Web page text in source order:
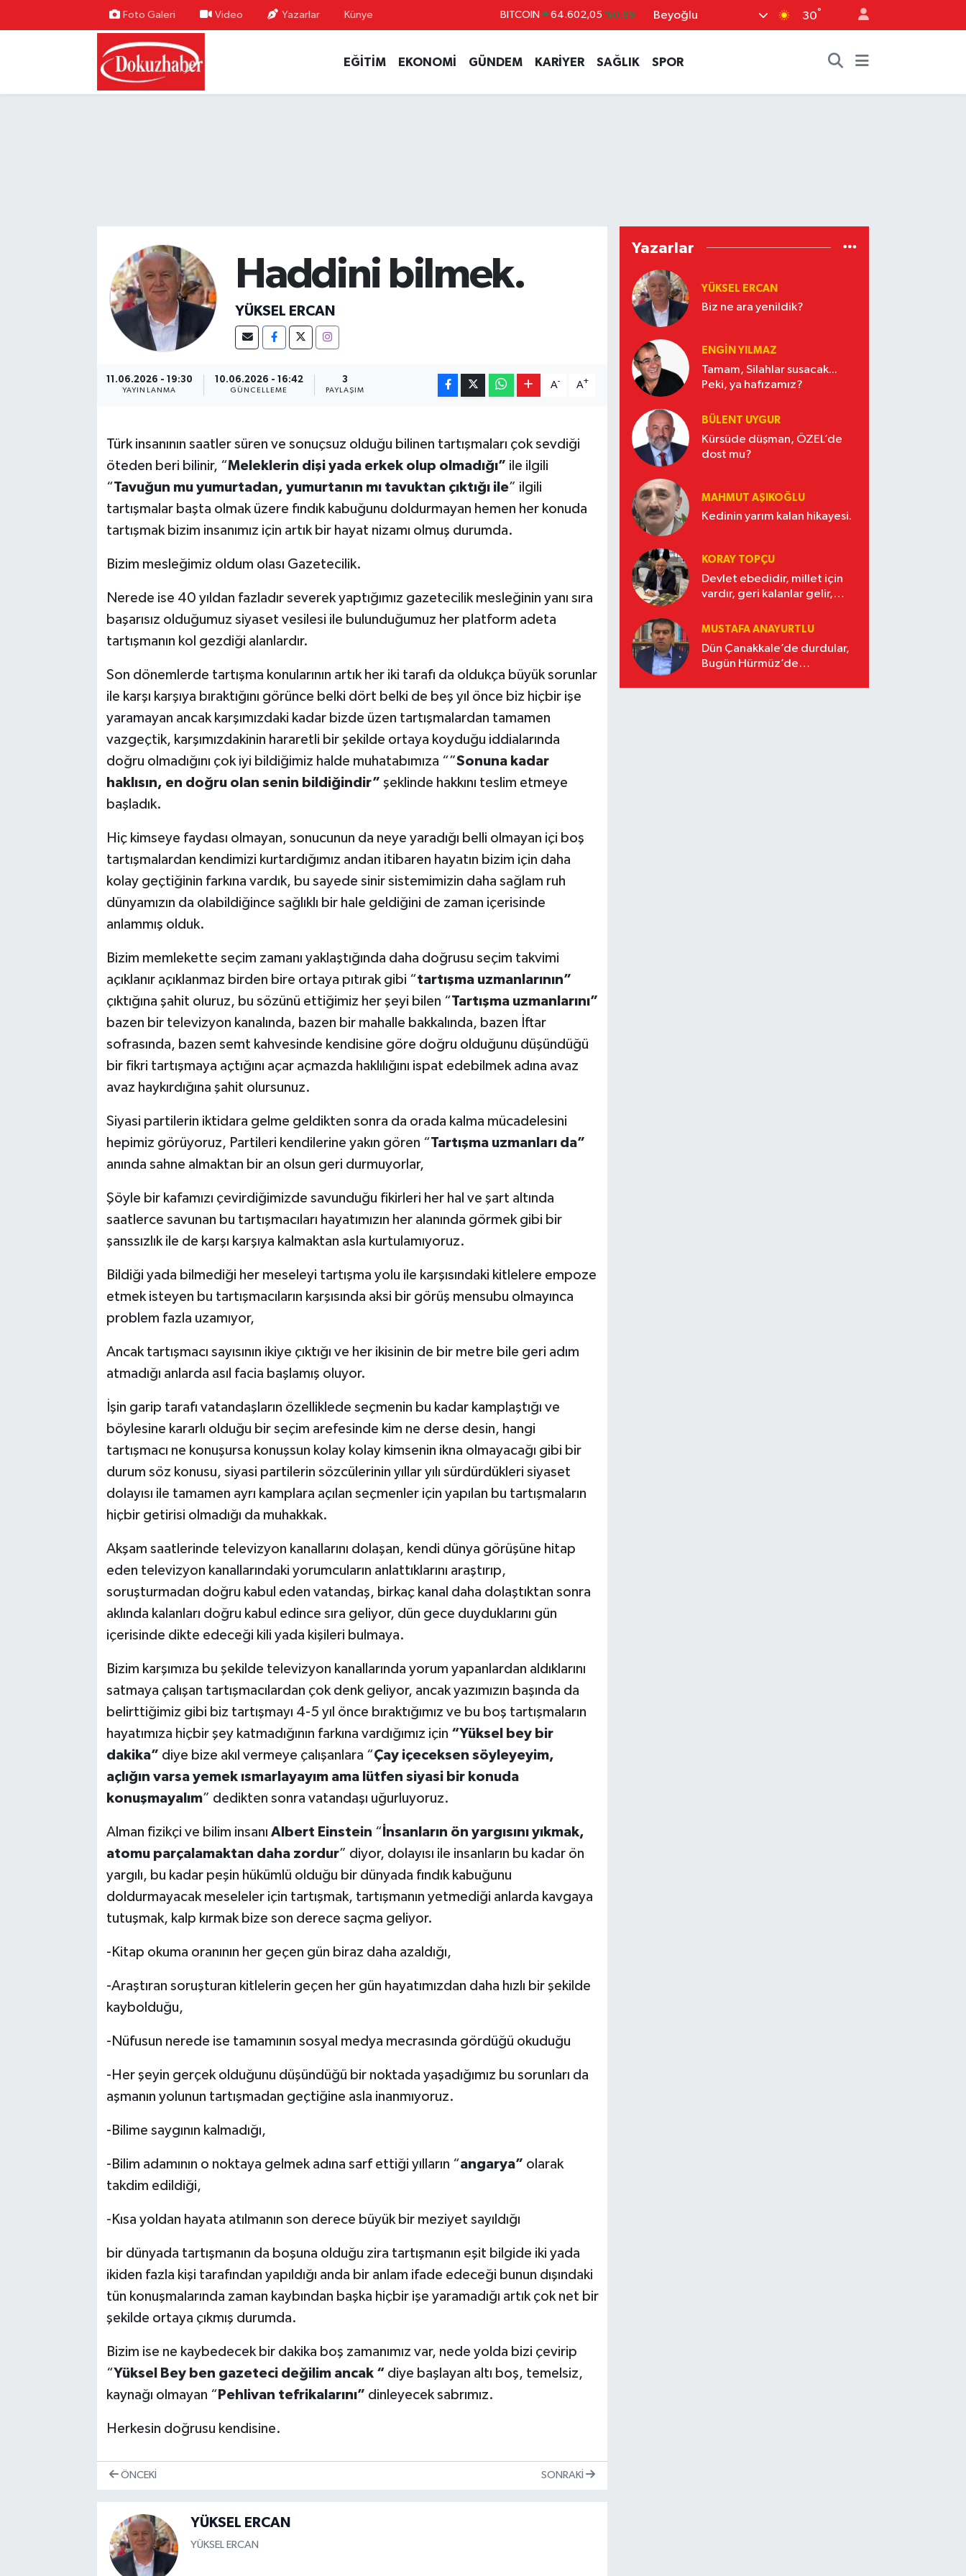
Foto Galeri Video Yazarlar Künye DOLAR 47,5986 %0.06
GRAM ALTIN 6518.23 %0.39
Beyoğlu 30°
EĞİTİM EKONOMİ GÜNDEM KARİYER SAĞLIK SPOR
Haddini bilmek.
YÜKSEL ERCAN
11.06.2026 - 19:30
YAYINLANMA
10.06.2026 - 16:42
GÜNCELLEME
3
PAYLAŞIM
A- A+
Türk insanının saatler süren ve sonuçsuz olduğu bilinen tartışmaları çok sevdiği
öteden beri bilinir, “Meleklerin dişi yada erkek olup olmadığı” ile ilgili
“Tavuğun mu yumurtadan, yumurtanın mı tavuktan çıktığı ile” ilgili
tartışmalar başta olmak üzere fındık kabuğunu doldurmayan hemen her konuda
tartışmak bizim insanımız için artık bir hayat nizamı olmuş durumda.
Bizim mesleğimiz oldum olası Gazetecilik.
Nerede ise 40 yıldan fazladır severek yaptığımız gazetecilik mesleğinin yanı sıra
başarısız olduğumuz siyaset vesilesi ile bulunduğumuz her platform adeta
tartışmanın kol gezdiği alanlardır.
Son dönemlerde tartışma konularının artık her iki tarafı da oldukça büyük sorunlar
ile karşı karşıya bıraktığını görünce belki dört belki de beş yıl önce biz hiçbir işe
yaramayan ancak karşımızdaki kadar bizde üzen tartışmalardan tamamen
vazgeçtik, karşımızdakinin hararetli bir şekilde ortaya koyduğu iddialarında
doğru olmadığını çok iyi bildiğimiz halde muhatabımıza “”Sonuna kadar
haklısın, en doğru olan senin bildiğindir” şeklinde hakkını teslim etmeye
başladık.
Hiç kimseye faydası olmayan, sonucunun da neye yaradığı belli olmayan içi boş
tartışmalardan kendimizi kurtardığımız andan itibaren hayatın bizim için daha
kolay geçtiğinin farkına vardık, bu sayede sinir sistemimizin daha sağlam ruh
dünyamızın da olabildiğince sağlıklı bir hale geldiğini de zaman içerisinde
anlammış olduk.
Bizim memlekette seçim zamanı yaklaştığında daha doğrusu seçim takvimi
açıklanır açıklanmaz birden bire ortaya pıtırak gibi “tartışma uzmanlarının”
çıktığına şahit oluruz, bu sözünü ettiğimiz her şeyi bilen “Tartışma uzmanlarını”
bazen bir televizyon kanalında, bazen bir mahalle bakkalında, bazen İftar
sofrasında, bazen semt kahvesinde kendisine göre doğru olduğunu düşündüğü
bir fikri tartışmaya açtığını açar açmazda haklılığını ispat edebilmek adına avaz
avaz haykırdığına şahit olursunuz.
Siyasi partilerin iktidara gelme geldikten sonra da orada kalma mücadelesini
hepimiz görüyoruz, Partileri kendilerine yakın gören “Tartışma uzmanları da”
anında sahne almaktan bir an olsun geri durmuyorlar,
Şöyle bir kafamızı çevirdiğimizde savunduğu fikirleri her hal ve şart altında
saatlerce savunan bu tartışmacıları hayatımızın her alanında görmek gibi bir
şanssızlık ile de karşı karşıya kalmaktan asla kurtulamıyoruz.
Bildiği yada bilmediği her meseleyi tartışma yolu ile karşısındaki kitlelere empoze
etmek isteyen bu tartışmacıların karşısında aksi bir görüş mensubu olmayınca
problem fazla uzamıyor,
Ancak tartışmacı sayısının ikiye çıktığı ve her ikisinin de bir metre bile geri adım
atmadığı anlarda asıl facia başlamış oluyor.
İşin garip tarafı vatandaşların özelliklede seçmenin bu kadar kamplaştığı ve
böylesine kararlı olduğu bir seçim arefesinde kim ne derse desin, hangi
tartışmacı ne konuşursa konuşsun kolay kolay kimsenin ikna olmayacağı gibi bir
durum söz konusu, siyasi partilerin sözcülerinin yıllar yılı sürdürdükleri siyaset
dolayısı ile tamamen ayrı kamplara açılan seçmenler için yapılan bu tartışmaların
hiçbir getirisi olmadığı da muhakkak.
Akşam saatlerinde televizyon kanallarını dolaşan, kendi dünya görüşüne hitap
eden televizyon kanallarındaki yorumcuların anlattıklarını araştırıp,
soruşturmadan doğru kabul eden vatandaş, birkaç kanal daha dolaştıktan sonra
aklında kalanları doğru kabul edince sıra geliyor, dün gece duyduklarını gün
içerisinde dikte edeceği kili yada kişileri bulmaya.
Bizim karşımıza bu şekilde televizyon kanallarında yorum yapanlardan aldıklarını
satmaya çalışan tartışmacılardan çok denk geliyor, ancak yazımızın başında da
belirttiğimiz gibi biz tartışmayı 4-5 yıl önce bıraktığımız ve bu boş tartışmaların
hayatımıza hiçbir şey katmadığının farkına vardığımız için “Yüksel bey bir
dakika” diye bize akıl vermeye çalışanlara “Çay içeceksen söyleyeyim,
açlığın varsa yemek ısmarlayayım ama lütfen siyasi bir konuda
konuşmayalım” dedikten sonra vatandaşı uğurluyoruz.
Alman fizikçi ve bilim insanı Albert Einstein “ İnsanların ön yargısını yıkmak,
atomu parçalamaktan daha zordur” diyor, dolayısı ile insanların bu kadar ön
yargılı, bu kadar peşin hükümlü olduğu bir dünyada fındık kabuğunu
doldurmayacak meseleler için tartışmak, tartışmanın yetmediği anlarda kavgaya
tutuşmak, kalp kırmak bize son derece saçma geliyor.
-Kitap okuma oranının her geçen gün biraz daha azaldığı,
-Araştıran soruşturan kitlelerin geçen her gün hayatımızdan daha hızlı bir şekilde
kaybolduğu,
-Nüfusun nerede ise tamamının sosyal medya mecrasında gördüğü okuduğu
-Her şeyin gerçek olduğunu düşündüğü bir noktada yaşadığımız bu sorunları da
aşmanın yolunun tartışmadan geçtiğine asla inanmıyoruz.
-Bilime saygının kalmadığı,
-Bilim adamının o noktaya gelmek adına sarf ettiği yılların “angarya” olarak
takdim edildiği,
-Kısa yoldan hayata atılmanın son derece büyük bir meziyet sayıldığı
bir dünyada tartışmanın da boşuna olduğu zira tartışmanın eşit bilgide iki yada
ikiden fazla kişi tarafından yapıldığı anda bir anlam ifade edeceği bunun dışındaki
tün konuşmalarında zaman kaybından başka hiçbir işe yaramadığı artık çok net bir
şekilde ortaya çıkmış durumda.
Bizim ise ne kaybedecek bir dakika boş zamanımız var, nede yolda bizi çevirip
“Yüksel Bey ben gazeteci değilim ancak “ diye başlayan altı boş, temelsiz,
kaynağı olmayan “ Pehlivan tefrikalarını” dinleyecek sabrımız.
Herkesin doğrusu kendisine.
ÖNCEKI SONRAKI
YÜKSEL ERCAN
YÜKSEL ERCAN
Yazarlar
YÜKSEL ERCAN
Biz ne ara yenildik?
ENGİN YILMAZ
Tamam, Silahlar susacak...
Peki, ya hafızamız?
BÜLENT UYGUR
Kürsüde düşman, ÖZEL’de
dost mu?
MAHMUT AŞIKOĞLU
Kedinin yarım kalan hikayesi.
KORAY TOPÇU
Devlet ebedidir, millet için
vardır, geri kalanlar gelir,
MUSTAFA ANAYURTLU
Dün Çanakkale’de durdular,
Bugün Hürmüz’de
Hava Durumu
Trafik Durumu